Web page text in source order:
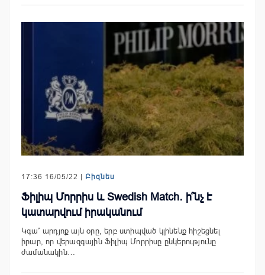
17:36 16/05/22 | Բիզնես
Ֆիլիպ Մորրիս և Swedish Match․ ի՞նչ է
կատարվում իրականում
Կգա՞ արդյոք այն օրը, երբ ստիպված կլինենք հիշեցնել
իրար, որ վերազգային Ֆիլիպ Մորրիսը ընկերությունը
ժամանակին…